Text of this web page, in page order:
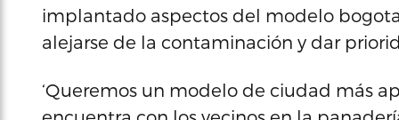
implantado aspectos del modelo
alejarse de la contaminación y dar
‘Queremos un modelo de ciudad más